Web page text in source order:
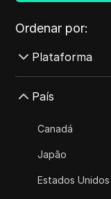
Ordenar por:
Plataforma
AdMob
País
Canadá
Japão
Estados